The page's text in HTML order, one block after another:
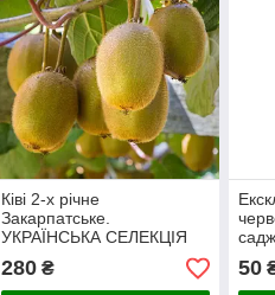
Ківі 2-х річне
Закарпатське.
УКРАЇНСЬКА СЕЛЕКЦІЯ
280₴ 50